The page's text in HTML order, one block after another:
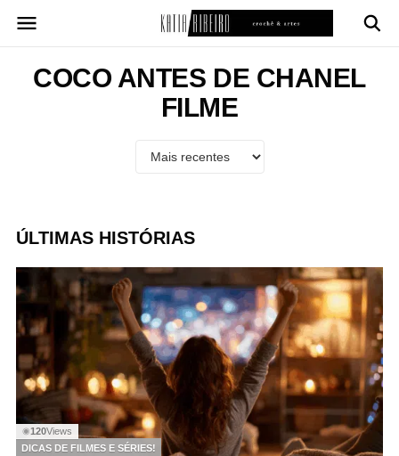
para
conteúdoCOCO ANTES DE CHANEL
FILME
ÚLTIMAS HISTÓRIAS
◉120Views
DICAS DE FILMES E SÉRIES!